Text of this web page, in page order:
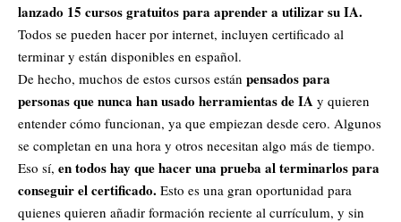
lanzado 15 cursos gratuitos para aprender a utilizar su IA.
Todos se pueden hacer por internet, incluyen certificado al
terminar y están disponibles en español.
De hecho, muchos de estos cursos están pensados para
personas que nunca han usado herramientas de IA y quieren
entender cómo funcionan, ya que empiezan desde cero. Algunos
se completan en una hora y otros necesitan algo más de tiempo.
Eso sí, en todos hay que hacer una prueba al terminarlos para
conseguir el certificado. Esto es una gran oportunidad para
quienes quieren añadir formación reciente al currículum, y sin